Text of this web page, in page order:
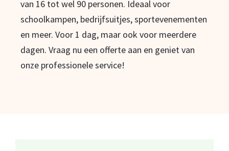
van 16 tot wel 90 personen. Ideaal voor
schoolkampen, bedrijfsuitjes, sportevenementen
en meer. Voor 1 dag, maar ook voor meerdere
dagen. Vraag nu een offerte aan en geniet van
onze professionele service!